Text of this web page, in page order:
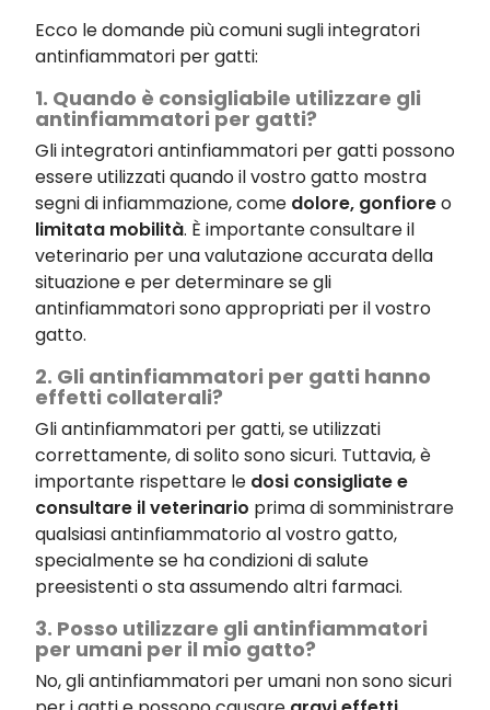
Ecco le domande più comuni sugli integratori
antinfiammatori per gatti:
1. Quando è consigliabile utilizzare gli
antinfiammatori per gatti?
Gli integratori antinfiammatori per gatti possono
essere utilizzati quando il vostro gatto mostra
segni di infiammazione, come dolore, gonfioreo
limitata mobilità. È importante consultare il
veterinario per una valutazione accurata della
situazione e per determinare se gli
antinfiammatori sono appropriati per il vostro
gatto.
2. Gli antinfiammatori per gatti hanno
effetti collaterali?
Gli antinfiammatori per gatti, se utilizzati
correttamente, di solito sono sicuri. Tuttavia, è
importante rispettare le dosi consigliate e
consultare il veterinario prima di somministrare
qualsiasi antinfiammatorio al vostro gatto,
specialmente se ha condizioni di salute
preesistenti o sta assumendo altri farmaci.
3. Posso utilizzare gli antinfiammatori
per umani per il mio gatto?
No, gli antinfiammatori per umani non sono sicuri